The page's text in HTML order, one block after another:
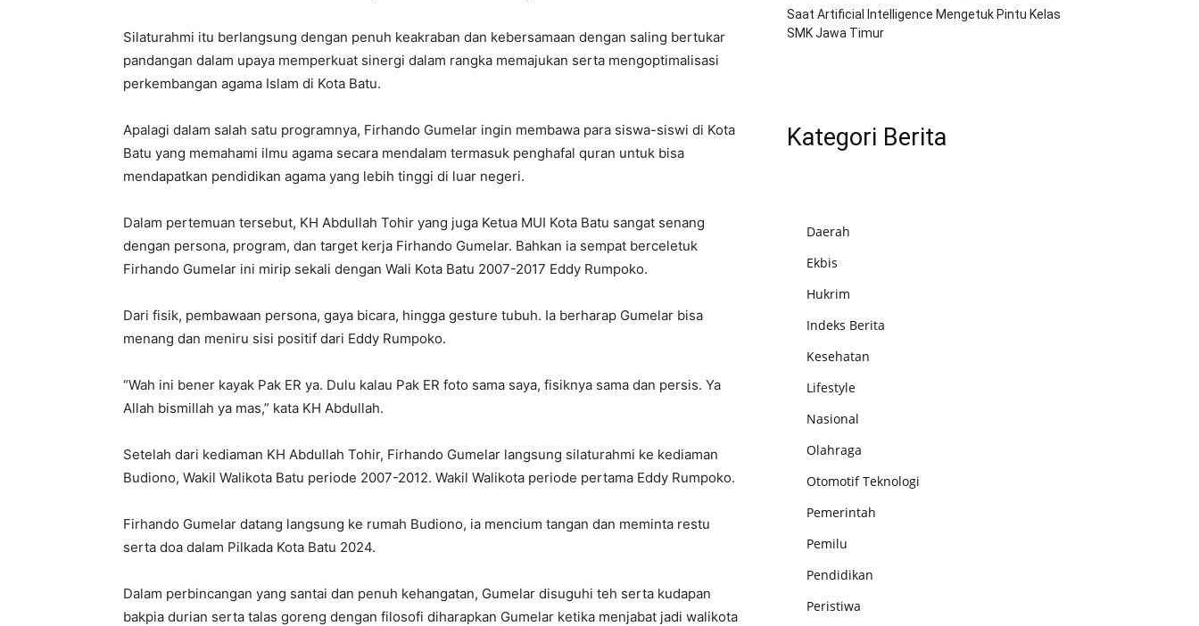
Silaturahmi itu berlangsung dengan penuh keakraban dan kebersamaan dengan saling bertukar
pandangan dalam upaya memperkuat sinergi dalam rangka memajukan serta mengoptimalisasi
perkembangan agama Islam di Kota Batu.
Apalagi dalam salah satu programnya, Firhando Gumelar ingin membawa para siswa-siswi di Kota
Batu yang memahami ilmu agama secara mendalam termasuk penghafal quran untuk bisa
mendapatkan pendidikan agama yang lebih tinggi di luar negeri.
Dalam pertemuan tersebut, KH Abdullah Tohir yang juga Ketua MUI Kota Batu sangat senang
dengan persona, program, dan target kerja Firhando Gumelar. Bahkan ia sempat berceletuk
Firhando Gumelar ini mirip sekali dengan Wali Kota Batu 2007-2017 Eddy Rumpoko.
Dari fisik, pembawaan persona, gaya bicara, hingga gesture tubuh. Ia berharap Gumelar bisa
menang dan meniru sisi positif dari Eddy Rumpoko.
“Wah ini bener kayak Pak ER ya. Dulu kalau Pak ER foto sama saya, fisiknya sama dan persis. Ya
Allah bismillah ya mas,” kata KH Abdullah.
Setelah dari kediaman KH Abdullah Tohir, Firhando Gumelar langsung silaturahmi ke kediaman
Budiono, Wakil Walikota Batu periode 2007-2012. Wakil Walikota periode pertama Eddy Rumpoko.
Firhando Gumelar datang langsung ke rumah Budiono, ia mencium tangan dan meminta restu
serta doa dalam Pilkada Kota Batu 2024.
Dalam perbincangan yang santai dan penuh kehangatan, Gumelar disuguhi teh serta kudapan
bakpia durian serta talas goreng dengan filosofi diharapkan Gumelar ketika menjabat jadi walikota
Saat Artificial Intelligence Mengetuk Pintu Kelas
SMK Jawa Timur
Kategori Berita
Daerah
Ekbis
Hukrim
Indeks Berita
Kesehatan
Lifestyle
Nasional
Olahraga
Otomotif Teknologi
Pemerintah
Pemilu
Pendidikan
Peristiwa